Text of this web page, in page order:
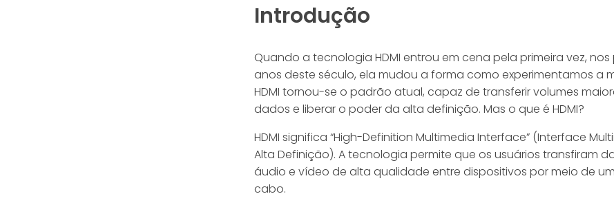
Introdução
Quando a tecnologia HDMI entrou em cena pela primeira vez, nos
anos deste século, ela mudou a forma como experimentamos a
HDMI tornou-se o padrão atual, capaz de transferir volumes
dados e liberar o poder da alta definição. Mas o que é HDMI?
HDMI significa “High-Definition Multimedia Interface” (Interface
Alta Definição). A tecnologia permite que os usuários transfiram
áudio e vídeo de alta qualidade entre dispositivos por meio de
cabo.